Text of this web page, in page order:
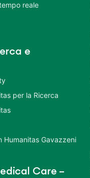
reale
e
per la Ricerca
Humanitas Gavazzeni
Care –